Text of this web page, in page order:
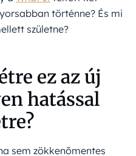
történne? És mi
születne?
ez az új
hatással
sem zökkenőmentes